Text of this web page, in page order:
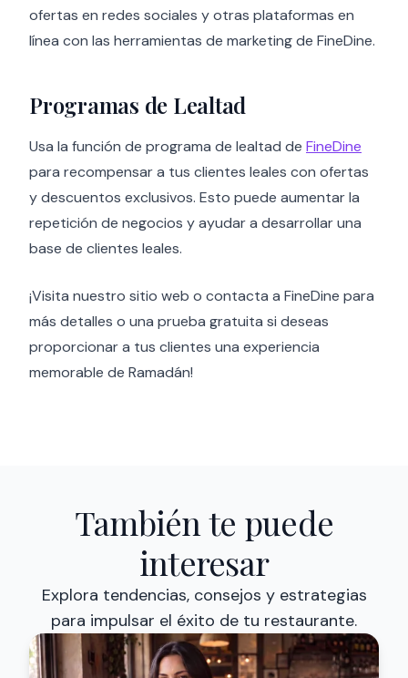
ofertas en redes sociales y otras plataformas en
línea con las herramientas de marketing de FineDine.
Programas de Lealtad
Usa la función de programa de lealtad de FineDine
para recompensar a tus clientes leales con ofertas
y descuentos exclusivos. Esto puede aumentar la
repetición de negocios y ayudar a desarrollar una
base de clientes leales.
¡Visita nuestro sitio web o contacta a FineDine para
más detalles o una prueba gratuita si deseas
proporcionar a tus clientes una experiencia
memorable de Ramadán!
También te puede
interesar
Explora tendencias, consejos y estrategias
para impulsar el éxito de tu restaurante.